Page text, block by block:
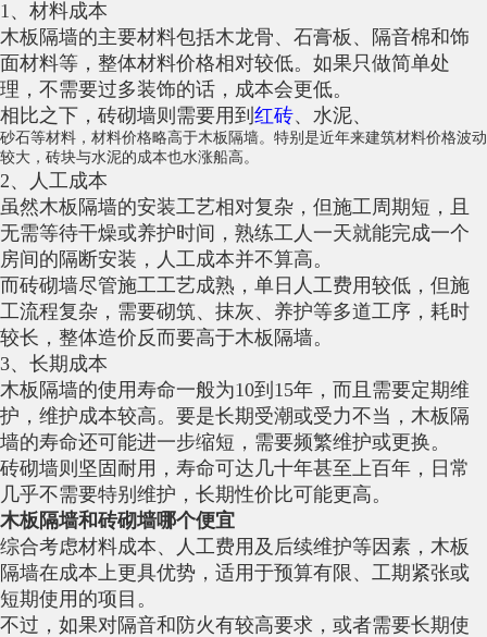
1、材料成本
木板隔墙的主要材料包括木龙骨、石膏板、隔音棉和饰
面材料等，整体材料价格相对较低。如果只做简单处
理，不需要过多装饰的话，成本会更低。
相比之下，砖砌墙则需要用到 红砖、水泥、
砂石等材料，材料价格略高于木板隔墙。特别是近年来建筑材料价格波动
较大，砖块与水泥的成本也水涨船高。
2、人工成本
虽然木板隔墙的安装工艺相对复杂，但施工周期短，且
无需等待干燥或养护时间，熟练工人一天就能完成一个
房间的隔断安装，人工成本并不算高。
而砖砌墙尽管施工工艺成熟，单日人工费用较低，但施
工流程复杂，需要砌筑、抹灰、养护等多道工序，耗时
较长，整体造价反而要高于木板隔墙。
3、长期成本
木板隔墙的使用寿命一般为10到15年，而且需要定期维
护，维护成本较高。要是长期受潮或受力不当，木板隔
墙的寿命还可能进一步缩短，需要频繁维护或更换。
砖砌墙则坚固耐用，寿命可达几十年甚至上百年，日常
几乎不需要特别维护，长期性价比可能更高。
木板隔墙和砖砌墙哪个便宜
综合考虑材料成本、人工费用及后续维护等因素，木板
隔墙在成本上更具优势，适用于预算有限、工期紧张或
短期使用的项目。
不过，如果对隔音和防火有较高要求，或者需要长期使